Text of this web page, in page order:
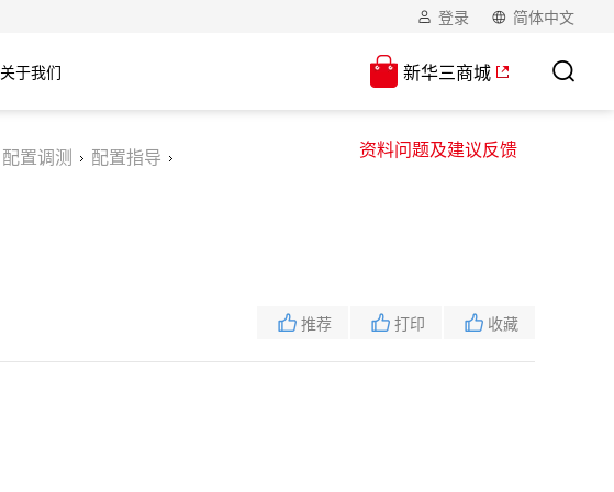
登录 简体中文
关于我们 新华三商城
资料问题及建议反馈
配置调测
配置指导
收藏
打印
推荐